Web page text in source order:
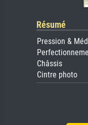
Résumé
Pression &
Châssis
Cintre photo